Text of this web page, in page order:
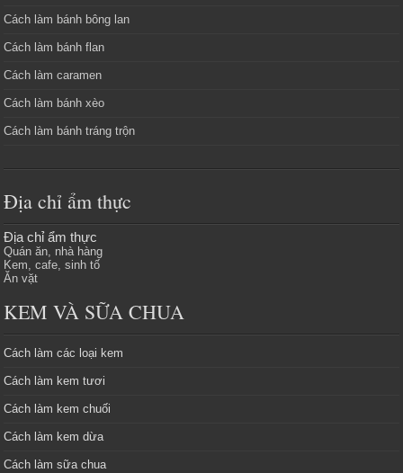
Cách làm bánh bông lan
Cách làm bánh flan
Cách làm caramen
Cách làm bánh xèo
Cách làm bánh tráng trộn
Địa chỉ ẩm thực
Địa chỉ ẩm thực
Quán ăn, nhà hàng
Kem, cafe, sinh tố
Ăn vặt
KEM VÀ SỮA CHUA
Cách làm các loại kem
Cách làm kem tươi
Cách làm kem chuối
Cách làm kem dừa
Cách làm sữa chua